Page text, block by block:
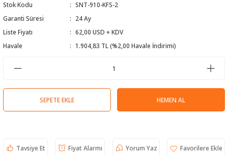
Cihazları
Stok Kodu
SNT-910-KFS-2
Garanti Süresi
24 Ay
Liste Fiyatı
62,00 USD + KDV
Havale
1.904,83 TL (%2,00 Havale İndirimi)
SEPETE EKLE HEMEN AL
Tavsiye Et Fiyat Alarmı Yorum Yaz